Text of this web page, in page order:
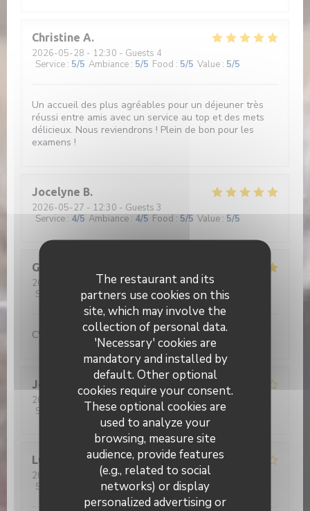
The restaurant and its
partners use cookies on this
site, which may involve the
collection of personal data.
'Necessary' cookies are
mandatory and installed by
default. Other optional
cookies require your consent.
These optional cookies are
used to analyze your
browsing, measure site
audience, provide features
(e.g., related to social
networks) or display
personalized advertising or
Christine A
2026-05-28 - 12:30 - Guests 4
Service : 5/5 Ambiance : 5/5 Food : 5/5 Value : 5/5
Un accueil des plus agréables pour un déjeuner très
réussi entre amis avec un service au top et des mets
délicieux. Nous reviendrons ! Plein de bon pour les
examens !
Jocelyne B
2026-05-27 - 12:30 - Guests 3
Service : 4/5 Ambiance : 4/5 Food : 5/5 Value : 5/5
Gérard
2026-05-26
- 12:30 - Guests 2
Service
/5 Ambiance : 5/5 Food:5/5 Value: 5
C'est beau de voir nos jeunes aux fourneaux...
Jean René
2026-05-26 - 12:30 - Guests 2
Service
Ambiance:4/5 Food:4/5 Value:
Lucrece
2026-05-28
- 12:30 - Guests 5
Service
Ambiance: 2/5 Food:2/5 Value